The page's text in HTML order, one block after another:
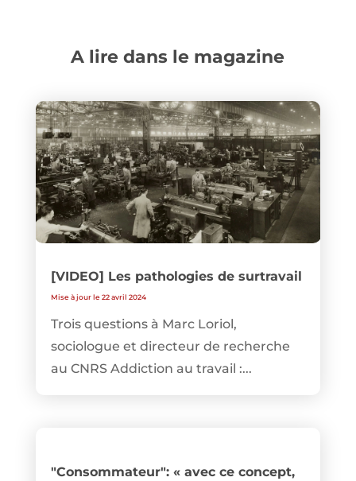
A lire dans le magazine
[VIDEO] Les pathologies de surtravail
Mise à jour le 22 avril 2024
Trois questions à Marc Loriol,
sociologue et directeur de recherche
au CNRS Addiction au travail :...
"Consommateur": « avec ce concept,